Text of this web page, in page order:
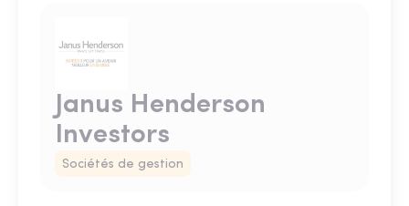
Janus Henderson
Investors
Sociétés de gestion